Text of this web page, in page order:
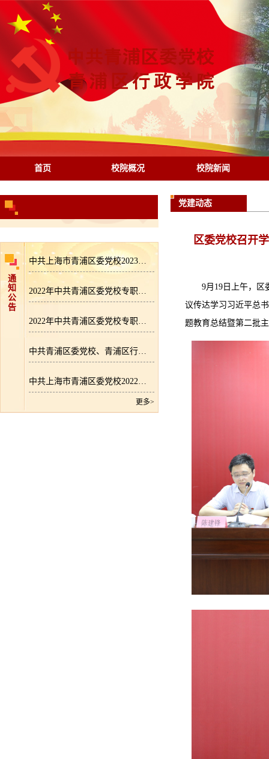
首页 校院概况 校院新闻
通
知
公
告
中共上海市青浦区委党校2023年区级部门预算
2022年中共青浦区委党校专职教师招聘拟录用人员名单公示
2022年中共青浦区委党校专职教师招聘成绩公示
中共青浦区委党校、青浦区行政学院专职教师招聘公告
中共上海市青浦区委党校2022年区级部门预算
更多>
党建动态
区委党校召开
9月19日上午，区
议传达学习习近平总
题教育总结暨第二批